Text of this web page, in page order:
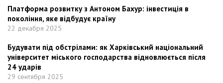
Платформа розвитку з Антоном Бахур: інвестиція в
покоління, яке відбудує країну
22 декабря 2025
Будувати під обстрілами: як Харківський національний
університет міського господарства відновлюється після
24 ударів
29 сентября 2025